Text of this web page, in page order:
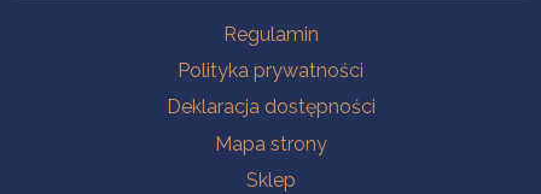
Regulamin
Polityka prywatności
Deklaracja dostępności
Mapa strony
Sklep